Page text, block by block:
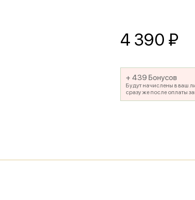
4 390 ₽
+ 439 Бонусов
Будут начислены в ваш
сразу же после оплаты